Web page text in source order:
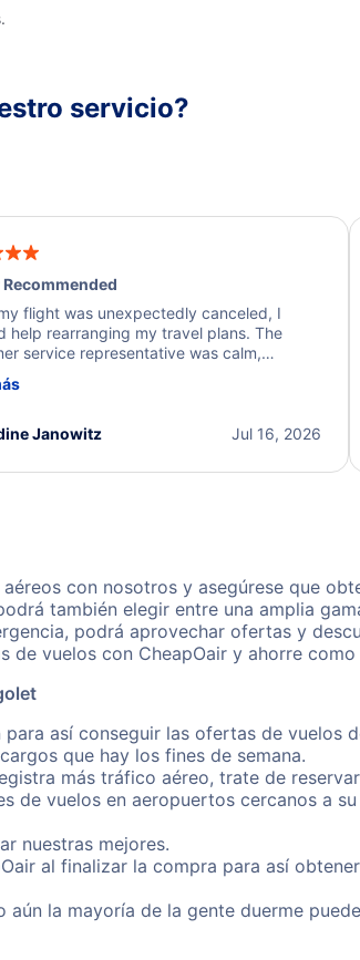
servicio?
flight was unexpectedly canceled, I
help rearranging my travel plans. The
service representative was calm,
They quickly found alternative flight
the excellent support andJul 16, 2026
Janowitz
con nosotros y asegúrese que
también elegir entre una amplia
podrá aprovechar ofertas y
vuelos con CheapOair y ahorre como
así conseguir las ofertas de vuelos
que hay los fines de semana.
más tráfico aéreo, trate de
de vuelos en aeropuertos cercanos a
nuestras mejores.
al finalizar la compra para así
la mayoría de la gente duerme